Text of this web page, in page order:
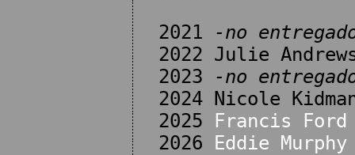
2021
-no
2022 Julie
2023
-no
2024 Nicole
2025
Francis
2026
Eddie